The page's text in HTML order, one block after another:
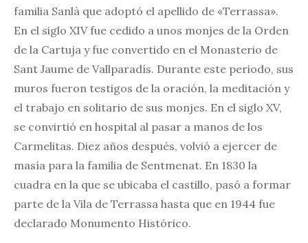
familia Sanlà que adoptó el apellido de «Terrassa».
En el siglo XIV fue cedido a unos monjes de la Orden
de la Cartuja y fue convertido en el Monasterio de
Sant Jaume de Vallparadís. Durante este periodo, sus
muros fueron testigos de la oración, la meditación y
el trabajo en solitario de sus monjes. En el siglo XV,
se convirtió en hospital al pasar a manos de los
Carmelitas. Diez años después, volvió a ejercer de
masía para la familia de Sentmenat. En 1830 la
cuadra en la que se ubicaba el castillo, pasó a formar
parte de la Vila de Terrassa hasta que en 1944 fue
declarado Monumento Histórico.